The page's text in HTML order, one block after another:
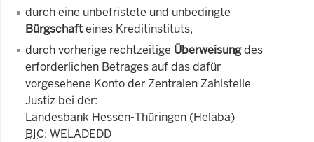
durch eine unbefristete und unbedingte
Bürgschafteines Kreditinstituts,
durch vorherige rechtzeitige Überweisungdes
erforderlichen Betrages auf das dafür
vorgesehene Konto der Zentralen Zahlstelle
Justiz bei der:
Landesbank Hessen-Thüringen (Helaba)
BIC: WELADEDD